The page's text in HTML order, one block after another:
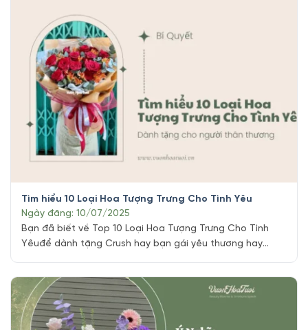
Tìm hiểu 10 Loại Hoa Tượng Trưng Cho Tình Yêu
Ngày đăng: 10/07/2025
Bạn đã biết về Top 10 Loại Hoa Tượng Trưng Cho Tình
Yêuđể dành tặng Crush hay bạn gái yêu thương hay
của vẻ đẹp và sự tinh tế để bày tỏ tình yêu thương dành
cho mọi người, hôm nay hãy cùng khám [...]